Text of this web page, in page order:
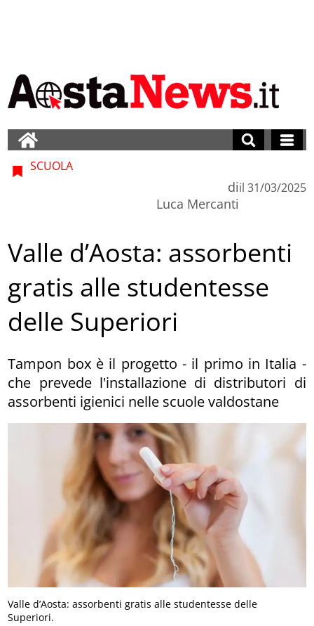
SCUOLA
di
Luca Mercanti
il 31/03/2025
Valle d’Aosta: assorbenti
gratis alle studentesse
delle Superiori
Tampon box è il progetto - il primo in Italia -
che prevede l'installazione di distributori di
assorbenti igienici nelle scuole valdostane
Valle d’Aosta: assorbenti gratis alle studentesse delle
Superiori.